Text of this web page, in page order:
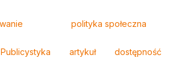
polityka społeczna
Publicystyka artykuł dostępność